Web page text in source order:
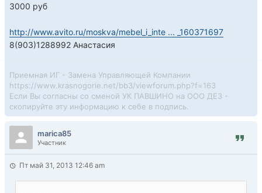
3000 руб
http://www.avito.ru/moskva/mebel_i_inte ... _160371697
8(903)1288992 Анастасия
Приемная ИГ - Замена Управляющей Компании
https://www.krasnogorie.net/bb3/viewforum.php?f=163
Если Вы согласны со сменой УК ПАВШИНО на ООО ДЕЗ -
скопируйте эту информацию к себе в подпись.
marica85
Участник
Пт май 31, 2013 12:46 am